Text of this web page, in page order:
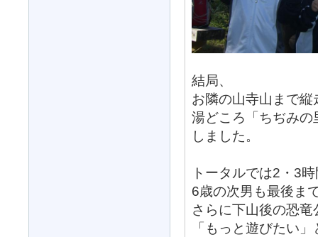
結局、
お隣の山寺山まで縦
湯どころ「ちぢみ
しました。
トータルでは2・3
6歳の次男も最後ま
さらに下山後の恐竜
「もっと遊びたい